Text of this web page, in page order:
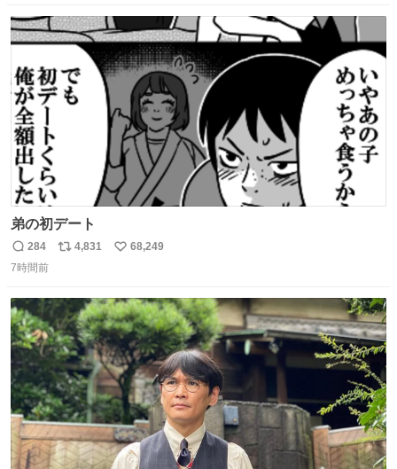
述懐。専門家も「銅の価値が上がってるんですよね…」と
反応した。
ト
数
数
弟の初デート
返
信
284
リ
ト
数
4,831
い
数
68,249
7時間前